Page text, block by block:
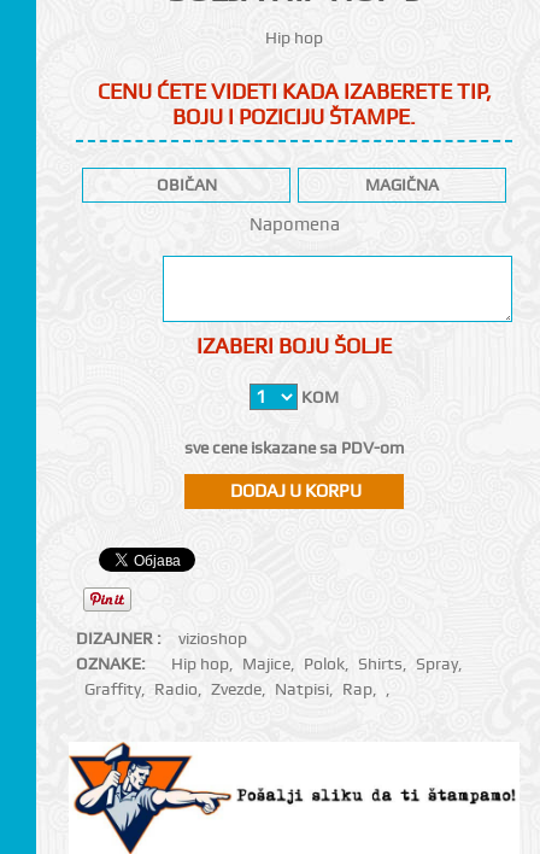
Hip hop
CENU ĆETE VIDETI KADA IZABERETE TIP,
BOJU I POZICIJU ŠTAMPE.
OBIČAN MAGIČNA
Napomena
IZABERI BOJU ŠOLJE
KOM
sve cene iskazane sa PDV-om
DIZAJNER :
vizioshop
OZNAKE:
Hip hop, Majice, Polok, Shirts Spray,
Graffity, Radio Zvezde, Natpisi, Rap,